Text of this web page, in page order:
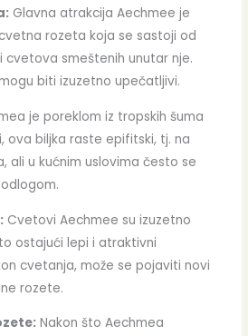
Glavna atrakcija Aechmee je
rozeta koja se sastoji od
cvetova smeštenih unutar nje.
biti izuzetno upečatljivi.
je poreklom iz tropskih šuma
ova biljka raste epifitski, tj. na
ali u kućnim uslovima često se
Cvetovi Aechmee su izuzetno
ostajući lepi i atraktivni
cvetanja, može se pojaviti novi
rozete.
Nakon što Aechmea